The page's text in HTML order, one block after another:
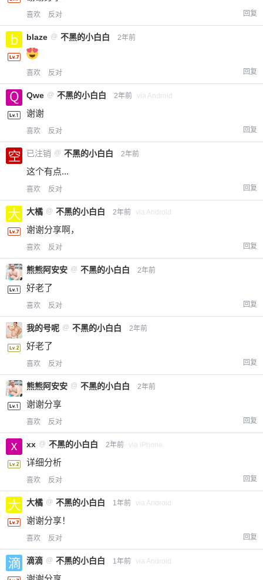
喜欢 反对 回复
blaze @ 不黑的小白白 2年前
喜欢 反对 回复
Qwe @ 不黑的小白白 2年前 via Android
谢谢
喜欢 反对 回复
已注销 @ 不黑的小白白 2年前
这个有点...
喜欢 反对 回复
大橘 @ 不黑的小白白 2年前 via Android
谢谢分享啊，
喜欢 反对 回复
熊熊阿安安 @ 不黑的小白白 2年前
好老了
喜欢 反对 回复
我的号呢 @ 不黑的小白白 2年前
好老了
喜欢 反对 回复
熊熊阿安安 @ 不黑的小白白 2年前
谢谢分享
喜欢 反对 回复
xx @ 不黑的小白白 2年前 via iPhone
详细分析
喜欢 反对 回复
大橘 @ 不黑的小白白 1年前 via Android
谢谢分享！
喜欢 反对 回复
滴滴 @ 不黑的小白白 1年前 via Android